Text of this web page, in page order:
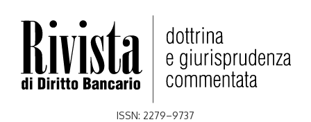
ISSN: 2279–9737